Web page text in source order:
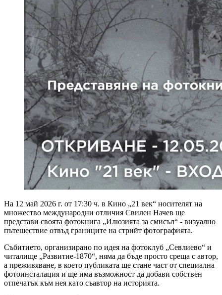
На 12 май 2026 г. от 17:30 ч. в Кино „21 век“ носителят на
множество международни отличия Свилен Начев ще
представи своята фотокнига „Илюзията за смисъл“ - визуално
пътешествие отвъд границите на стрийт фотографията.
Събитието, организирано по идея на фотоклуб „Севлиево“ и
читалище „Развитие-1870“, няма да бъде просто среща с автор,
а преживяване, в което публиката ще стане част от специална
фотоинсталация и ще има възможност да добави собствен
отпечатък към нея като съавтор на историята.